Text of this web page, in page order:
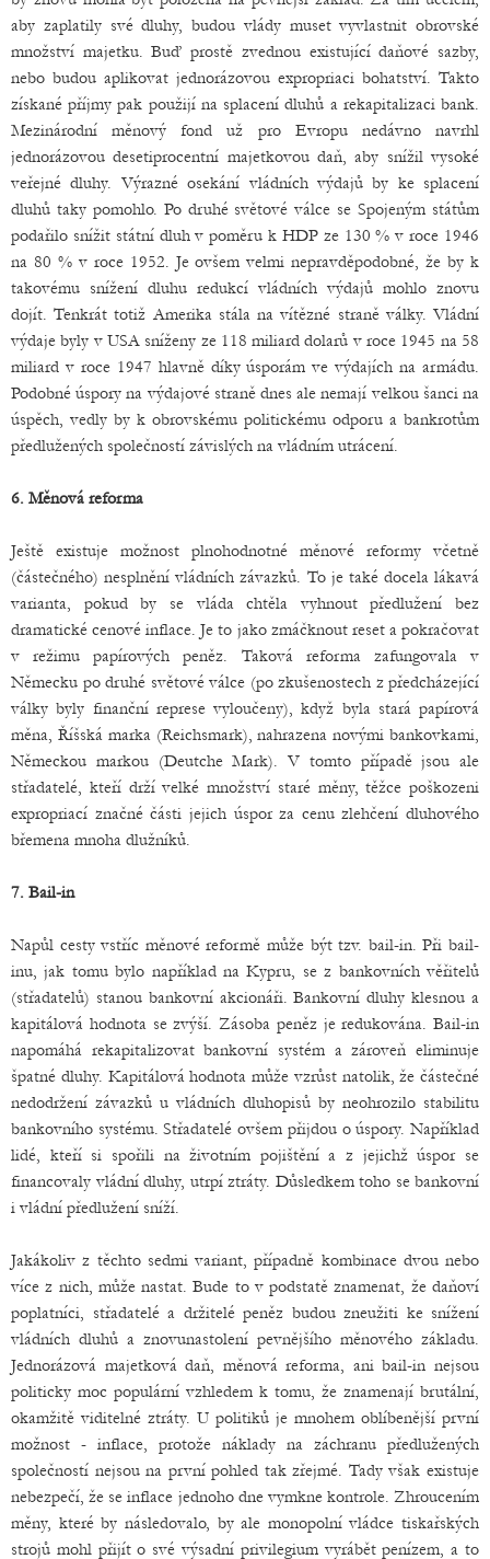
aby zaplatily své dluhy, budou vlády muset vyvlastnit obrovské
množství majetku. Buď prostě zvednou existující daňové sazby,
nebo budou aplikovat jednorázovou expropriaci bohatství. Takto
získané příjmy pak použijí na splacení dluhů a rekapitalizaci bank.
Mezinárodní měnový fond už pro Evropu nedávno navrhl
jednorázovou desetiprocentní majetkovou daň, aby snížil vysoké
veřejné dluhy. Výrazné osekání vládních výdajů by ke splacení
dluhů taky pomohlo. Po druhé světové válce se Spojeným státům
podařilo snížit státní dluh v poměru k HDP ze 130 % v roce 1946
na 80 % v roce 1952. Je ovšem velmi nepravděpodobné, že by k
takovému snížení dluhu redukcí vládních výdajů mohlo znovu
dojít. Tenkrát totiž Amerika stála na vítězné straně války. Vládní
výdaje byly v USA sníženy ze 118 miliard dolarů v roce 1945 na 58
miliard v roce 1947 hlavně díky úsporám ve výdajích na armádu.
Podobné úspory na výdajové straně dnes ale nemají velkou šanci na
úspěch, vedly by k obrovskému politickému odporu a bankrotům
předlužených společností závislých na vládním utrácení.
6. Měnová reforma
Ještě existuje možnost plnohodnotné měnové reformy včetně
(částečného) nesplnění vládních závazků. To je také docela lákavá
varianta, pokud by se vláda chtěla vyhnout předlužení bez
dramatické cenové inflace. Je to jako zmáčknout reset a pokračovat
v režimu papírových peněz. Taková reforma zafungovala v
Německu po druhé světové válce (po zkušenostech z předcházející
války byly finanční represe vyloučeny), když byla stará papírová
měna, Říšská marka (Reichsmark), nahrazena novými bankovkami,
Německou markou (Deutche Mark). V tomto případě jsou ale
střadatelé, kteří drží velké množství staré měny, těžce poškozeni
expropriací značné části jejich úspor za cenu zlehčení dluhového
břemena mnoha dlužníků.
7. Bail-in
Napůl cesty vstříc měnové reformě může být tzv. bail-in. Při bail-
inu, jak tomu bylo například na Kypru, se z bankovních věřitelů
(střadatelů) stanou bankovní akcionáři. Bankovní dluhy klesnou a
kapitálová hodnota se zvýší. Zásoba peněz je redukována. Bail-in
napomáhá rekapitalizovat bankovní systém a zároveň eliminuje
špatné dluhy. Kapitálová hodnota může vzrůst natolik, že částečné
nedodržení závazků u vládních dluhopisů by neohrozilo stabilitu
bankovního systému. Střadatelé ovšem přijdou o úspory. Například
lidé, kteří si spořili na životním pojištění a z jejichž úspor se
financovaly vládní dluhy, utrpí ztráty. Důsledkem toho se bankovní
i vládní předlužení sníží.
Jakákoliv z těchto sedmi variant, případně kombinace dvou nebo
více z nich, může nastat. Bude to v podstatě znamenat, že daňoví
poplatníci, střadatelé a držitelé peněz budou zneužiti ke snížení
vládních dluhů a znovunastolení pevnějšího měnového základu.
Jednorázová majetková daň, měnová reforma, ani bail-in nejsou
politicky moc populární vzhledem k tomu, že znamenají brutální,
okamžitě viditelné ztráty. U politiků je mnohem oblíbenější první
možnost - inflace, protože náklady na záchranu předlužených
společností nejsou na první pohled tak zřejmé. Tady však existuje
nebezpečí, že se inflace jednoho dne vymkne kontrole. Zhroucením
měny, které by následovalo, by ale monopolní vládce tiskařských
strojů mohl přijít o své výsadní privilegium vyrábět penízem, a to